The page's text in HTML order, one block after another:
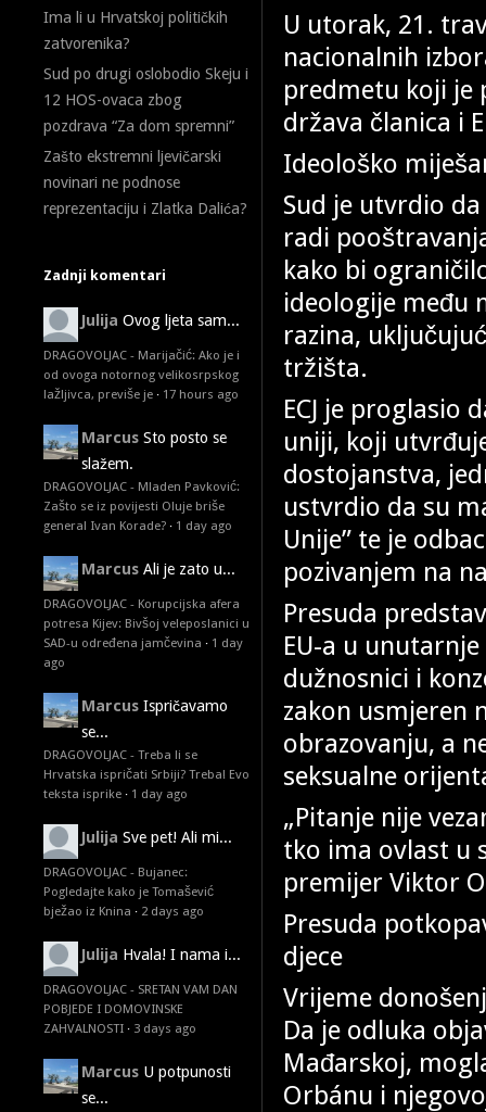
Ima li u Hrvatskoj političkih
zatvorenika?
Sud po drugi oslobodio Skeju i
12 HOS-ovaca zbog
pozdrava “Za dom spremni”
Zašto ekstremni ljevičarski
novinari ne podnose
reprezentaciju i Zlatka Dalića?
Zadnji komentari
Julija Ovog ljeta sam...
DRAGOVOLJAC - Marijačić: Ako je i
od ovoga notornog velikosrpskog
lažljivca, previše je · 17 hours ago
Marcus Sto posto se
slažem.
DRAGOVOLJAC - Mladen Pavković:
Zašto se iz povijesti Oluje briše
general Ivan Korade? · 1 day ago
Marcus Ali je zato u...
DRAGOVOLJAC - Korupcijska afera
potresa Kijev: Bivšoj veleposlanici u
SAD-u određena jamčevina · 1 day
ago
Marcus Ispričavamo
se...
DRAGOVOLJAC - Treba li se
Hrvatska ispričati Srbiji? Treba! Evo
teksta isprike · 1 day ago
Julija Sve pet! Ali mi...
DRAGOVOLJAC - Bujanec:
Pogledajte kako je Tomašević
bježao iz Knina · 2 days ago
Julija Hvala! I nama i...
DRAGOVOLJAC - SRETAN VAM DAN
POBJEDE I DOMOVINSKE
ZAHVALNOSTI · 3 days ago
Marcus U potpunosti
se...
U utorak, 21.
nacionalnih
predmetu koji je
država članica i
Ideološko
Sud je utvrdio
radi
kako bi
ideologije među
razina,
tržišta.
ECJ je proglasio
uniji, koji
dostojanstva,
ustvrdio da su
Unije” te je
pozivanjem na
Presuda
EU-a u
dužnosnici i
zakon usmjeren
obrazovanju, a
seksualne
„Pitanje nije
tko ima ovlast u
premijer Viktor
Presuda
djece
Vrijeme
Da je odluka
Mađarskoj,
Orbánu i